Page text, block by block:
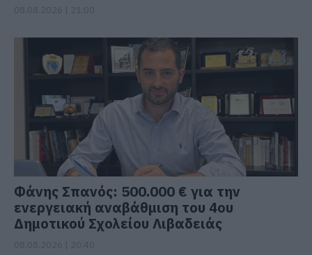
Φάνης Σπανός: 500.000 € για την
ενεργειακή αναβάθμιση του 4ου
Δημοτικού Σχολείου Λιβαδειάς